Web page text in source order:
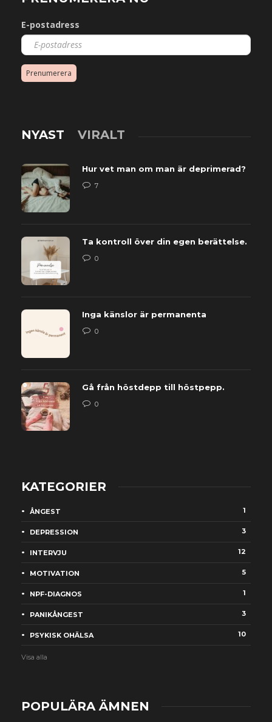
E-postadress
Prenumerera
NYAST VIRALT
Hur vet man om man är deprimerad?
7
Ta kontroll över din egen berättelse.
0
Inga känslor är permanenta
0
Gå från höstdepp till höstpepp.
0
KATEGORIER
ÅNGEST 1
DEPRESSION 3
INTERVJU 12
MOTIVATION 5
NPF-DIAGNOS 1
PANIKÅNGEST 3
PSYKISK OHÄLSA 10
Visa alla
POPULÄRA ÄMNEN